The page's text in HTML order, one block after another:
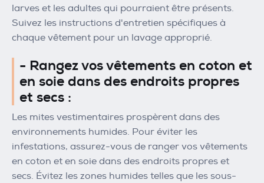
larves et les adultes qui pourraient être présents.
Suivez les instructions d'entretien spécifiques à
chaque vêtement pour un lavage approprié.
- Rangez vos vêtements en coton et
en soie dans des endroits propres
et secs :
Les mites vestimentaires prospèrent dans des
environnements humides. Pour éviter les
infestations, assurez-vous de ranger vos vêtements
en coton et en soie dans des endroits propres et
secs. Évitez les zones humides telles que les sous-